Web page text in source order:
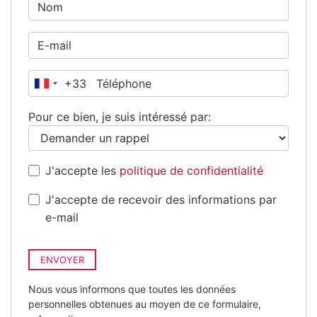
France
+33
Pour ce bien, je suis intéressé par:
J'accepte les politique de confidentialité
J'accepte de recevoir des informations par
e-mail
ENVOYER
Nous vous informons que toutes les données
personnelles obtenues au moyen de ce formulaire,